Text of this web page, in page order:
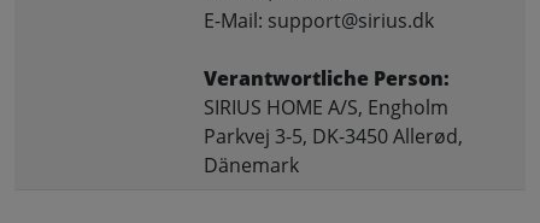
E-Mail: support@sirius.dk
Verantwortliche Person:
SIRIUS HOME A/S, Engholm
Parkvej 3-5, DK-3450 Allerød,
Dänemark